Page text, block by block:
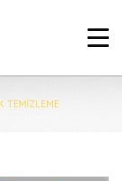
TEMIZLEME